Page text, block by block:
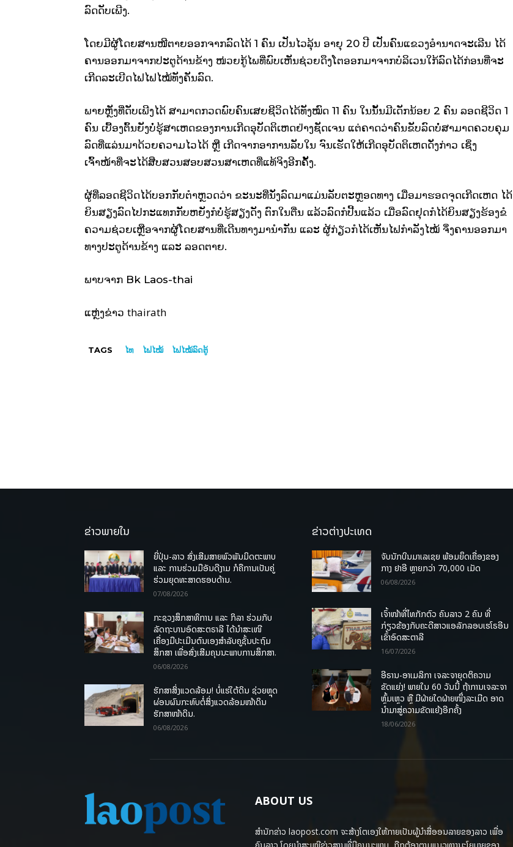
ລົດດັບເພີງ.
ໂດຍມີຜູ້ໂດຍສານໜີຕາຍອອກຈາກລົດໄດ້ 1 ຄົນ ເປັນໄວລຸ້ນ ອາຍຸ 20 ປີ ເປັນຄົນແຂວງອຳນາດຈະເລີນ ໄດ້
ຄານອອກມາຈາກປະຕູດ້ານຂ້າງ ໜ່ວຍກູ້ໄພທີ່ພົບເຫັນຊ່ວຍດຶງໂຕອອກມາຈາກບໍລິເວນໃກ້ລົດໄດ້ກ່ອນທີ່ຈະ
ເກີດລະເບີດໄຟໄຟໄໝ້ທັງຄັນລົດ.
ພາຍຫຼັງທີ່ດັບເພີງໄດ້ ສາມາດກວດພົບຄົນເສຍຊີວິດໄດ້ທັງໝົດ 11 ຄົນ ໃນນັ້ນມີເດັກນ້ອຍ 2 ຄົນ ລອດຊີວິດ 1
ຄົນ ເບື້ອງຕົ້ນຍັງບໍ່ຮູ້ສາເຫດຂອງການເກີດອຸບັດຕິເຫດຢ່າງຊັດເຈນ ແຕ່ຄາດວ່າຄົນຂັບລົດບໍ່ສາມາດຄວບຄຸມ
ລົດທີ່ແລ່ນມາດ້ວຍຄວາມໄວໄດ້ ຫຼື ເກີດຈາກອາການລັບໃນ ຈົນເຮັດໃຫ້ເກີດອຸບັດຕິເຫດດັ່ງກ່າວ ເຊິ່ງ
ເຈົ້າໜ້າທີ່ຈະໄດ້ສືບສວນສອບສວນສາເຫດທີ່ແທ້ຈິງອີກຄັ້ງ.
ຜູ້ທີ່ລອດຊີວິດໄດ້ບອກກັບຕຳຫຼວດວ່າ ຂະນະທີ່ນັ່ງລົດມາແມ່ນລັບຕະຫຼອດທາງ ເມື່ອມາຮອດຈຸດເກີດເຫດ ໄດ້
ຍິນສຽງລົດໄປກະແທກກັບຫຍັງກໍບໍ່ຮູ້ສຽງດັງ ຕົກໃນຕື່ນ ແລ້ວລົດກໍປີ້ນແລ້ວ ເມື່ອລົດຢຸດກໍໄດ້ຍິນສຽງຮ້ອງຂໍ
ຄວາມຊ່ວຍເຫຼືອຈາກຜູ້ໂດຍສານທີ່ເດີນທາງມານຳກັນ ແລະ ຜູ້ກ່ຽວກໍໄດ້ເຫັນໄຟກຳລັງໄໝ້ ຈຶ່ງຄານອອກມາ
ທາງປະຕູດ້ານຂ້າງ ແລະ ລອດຕາຍ.
ພາບຈາກ Bk Laos-thai
ແຫຼ່ງຂ່າວ thairath
TAGS ໄທ ໄຟໄໝ້ ໄຟໄໝ້ລົດຕູ້
ຂ່າວພາຍໃນ
ຍີ່ປຸ່ນ-ລາວ ສົ່ງເສີມສາຍພົວພັນມິດຕະພາບ
ແລະ ການຮ່ວມມືອັນດີງາມ ກໍຄືການເປັນຄູ່
ຮ່ວມຍຸດທະສາດຮອບດ້ານ.
07/08/2026
ກະຊວງສຶກສາທິການ ແລະ ກິລາ ຮ່ວມກັບ
ລັດຖະບານອົດສະຕຣາລີ ໄດ້ນຳສະເໜີ
ເຄື່ອງມືປະເມີນຕົນເອງສຳລັບຄູຊັ້ນປະຖົມ
ສຶກສາ ເພື່ອສົ່ງເສີມຄຸນນະພາບການສຶກສາ.
06/08/2026
ຮັກສາສິ່ງແວດລ້ອມ! ບໍ່ແຮ່ໃຕ້ດິນ ຊ່ວຍຫຼຸດ
ຜ່ອນຜົນກະທົບຕໍ່ສິ່ງແວດລ້ອມໜ້າດິນ
ຮັກສາໜ້າດິນ.
06/08/2026
ຂ່າວຕ່າງປະເທດ
ຈັບນັກບິນມາເລເຊຍ ພ້ອມຍຶດເຄື່ອງຂອງ
ກາງ ຢາອີ ຫຼາຍກວ່າ 70,000 ເມັດ
06/08/2026
ເຈົ້າໜ້າທີ່ໄທກັກຕົວ ຄົນລາວ 2 ຄົນ ທີ່
ກ່ຽວຂ້ອງກັບຄະດີສາວແອລັກລອບເຮໂຣອີນ
ເຂົ້າອົດສະຕາລີ
16/07/2026
ອີຣານ-ອາເມລິກາ ເຈລະຈາຍຸດຕິຄວາມ
ຂັດແຍ່ງ! ພາຍໃນ 60 ວັນນີ້ ຖ້າການເຈລະຈາ
ຫຼົ້ມເຫຼວ ຫຼື ມີຝ່າຍໃດຝ່າຍໜຶ່ງລະເມີດ ອາດ
ນໍາມາສູ່ຄວາມຂັດແຍ້ງອີກຄັ້ງ
18/06/2026
ABOUT US
ສຳນັກຂ່າວ laopost.com ຈະສ້າງໂຕເອງໃຫ້ກາຍເປັນຜູ້ນຳສື່ອອນລາຍຂອງລາວ ເພື່ອ
ຄົນລາວ ໂດຍນຳສະເໜີຂ່າວສານທີ່ມີຄຸນນະພາບ, ຖືກຕ້ອງຕາມແນວທາງນະໂຍບາຍຂອງ